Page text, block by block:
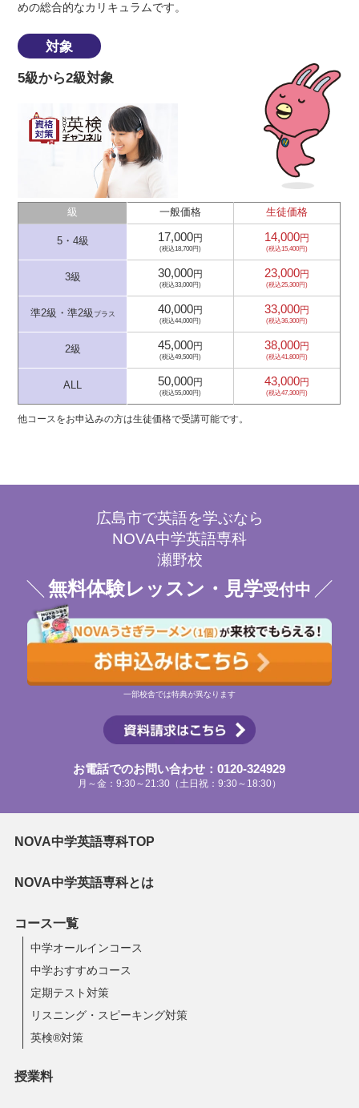
めの総合的なカリキュラムです。
対象
5級から2級対象
級 一般価格 生徒価格
5・4級 17,000円
(税込18,700円)
14,000円
(税込15,400円)
3級 30,000円
(税込33,000円)
23,000円
(税込25,300円)
準2級・準2級 プラス 40,000円
(税込44,000円)
33,000円
(税込36,300円)
2級 45,000円
(税込49,500円)
38,000円
(税込41,800円)
ALL 50,000円
(税込55,000円)
43,000円
(税込47,300円)
他コースをお申込みの方は生徒価格で受講可能です。
広島市で英語を学ぶなら
NOVA中学英語専科
瀬野校
無料体験レッスン・見学受付中
一部校舎では特典が異なります
お電話でのお問い合わせ：0120-324929
月～金：9:30～21:30（土日祝：9:30～18:30）
NOVA中学英語専科TOP
NOVA中学英語専科とは
コース一覧
中学オールインコース
中学おすすめコース
定期テスト対策
リスニング・スピーキング対策
英検®対策
授業料